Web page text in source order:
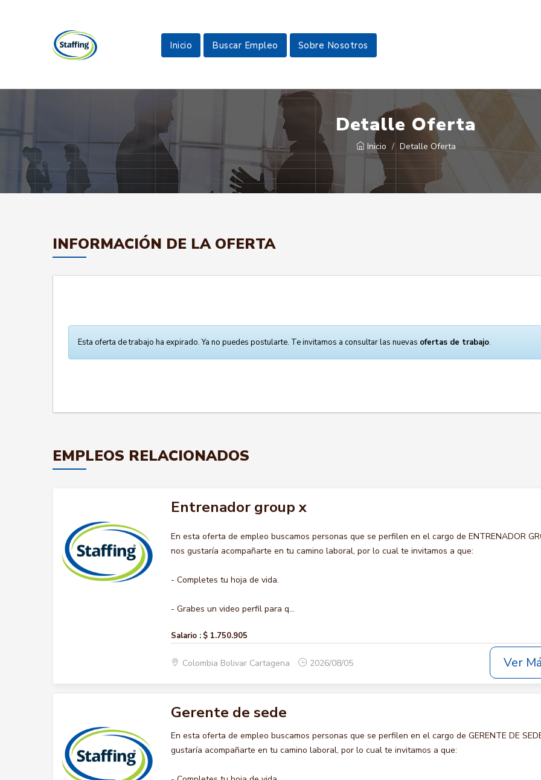
Inicio Buscar Empleo Sobre Nosotros
Detalle Oferta
Inicio Detalle Oferta
INFORMACIÓN DE LA OFERTA
Esta oferta de trabajo ha expirado. Ya no puedes postularte. Te invitamos a consultar las nuevas ofertas de trabajo.
EMPLEOS RELACIONADOS
Entrenador group x
En esta oferta de empleo buscamos personas que se perfilen en el cargo de ENTRENADOR
nos gustaría acompañarte en tu camino laboral, por lo cual te invitamos a que:
- Completes tu hoja de vida.
- Grabes un video perfil para q...
Salario : $ 1.750.905
Colombia Bolivar Cartagena 2026/08/05 Ver
Gerente de sede
En esta oferta de empleo buscamos personas que se perfilen en el cargo de GERENTE DE
gustaría acompañarte en tu camino laboral, por lo cual te invitamos a que: